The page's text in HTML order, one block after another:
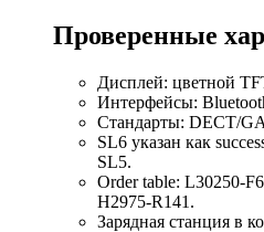
Проверенные
Дисплей: цветной
Интерфейсы:
Стандарты: DECT/
SL6 указан как
SL5.
Order table: L30250-
H2975-R141.
Зарядная станция в